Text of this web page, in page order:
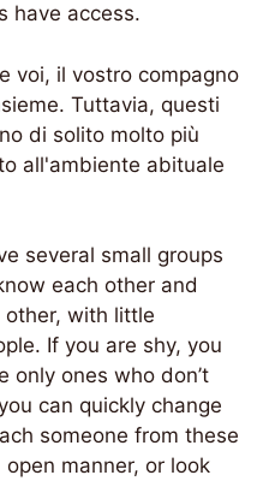
have access.
voi, il vostro compagno
Tuttavia, questi
di solito molto più
all'ambiente abituale
several small groups
each other and
other, with little
If you are shy, you
only ones who don’t
can quickly change
someone from these
manner, or look